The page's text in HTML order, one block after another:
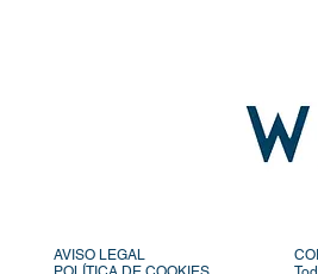
AVISO LEGAL